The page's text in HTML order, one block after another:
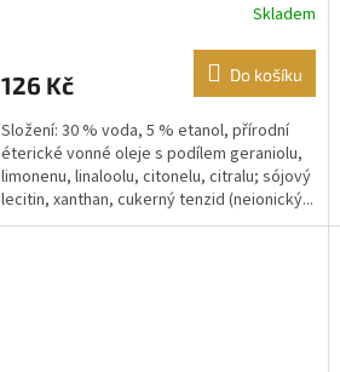
Skladem
126 Kč Do košíku
Složení: 30 % voda, 5 % etanol, přírodní
éterické vonné oleje s podílem geraniolu,
limonenu, linaloolu, citonelu, citralu; sójový
lecitin, xanthan, cukerný tenzid (neionický...